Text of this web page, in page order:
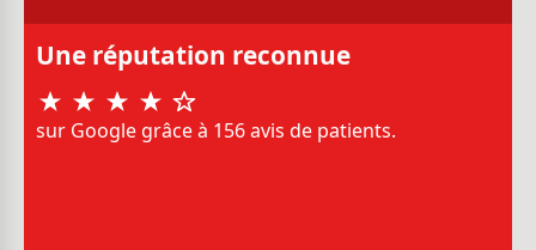
Une réputation reconnue
sur Google grâce à 156 avis de patients.